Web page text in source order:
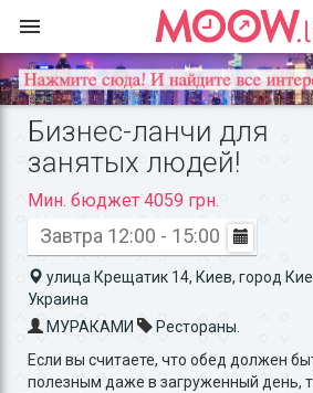
Бизнес-ланчи для
занятых людей!
Мин. бюджет 4059 грн.
Завтра 12:00 - 15:00
улица Крещатик 14, Киев, город
Украина
МУРАКАМИ
Рестораны.
Если вы считаете, что обед должен
полезным даже в загруженный день,